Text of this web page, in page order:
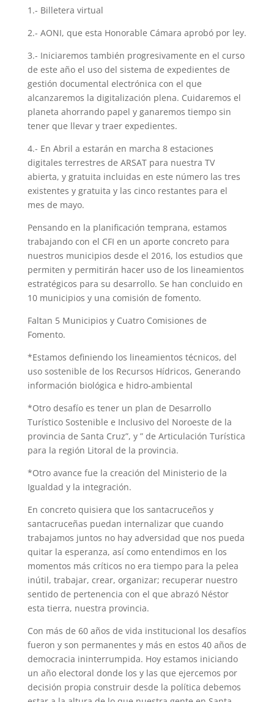
1.- Billetera virtual
2.- AONI, que esta Honorable Cámara aprobó por ley.
3.- Iniciaremos también progresivamente en el curso
de este año el uso del sistema de expedientes de
gestión documental electrónica con el que
alcanzaremos la digitalización plena. Cuidaremos el
planeta ahorrando papel y ganaremos tiempo sin
tener que llevar y traer expedientes.
4.- En Abril a estarán en marcha 8 estaciones
digitales terrestres de ARSAT para nuestra TV
abierta, y gratuita incluidas en este número las tres
existentes y gratuita y las cinco restantes para el
mes de mayo.
Pensando en la planificación temprana, estamos
trabajando con el CFI en un aporte concreto para
nuestros municipios desde el 2016, los estudios que
permiten y permitirán hacer uso de los lineamientos
estratégicos para su desarrollo. Se han concluido en
10 municipios y una comisión de fomento.
Faltan 5 Municipios y Cuatro Comisiones de
Fomento.
*Estamos definiendo los lineamientos técnicos, del
uso sostenible de los Recursos Hídricos, Generando
información biológica e hidro-ambiental
*Otro desafío es tener un plan de Desarrollo
Turístico Sostenible e Inclusivo del Noroeste de la
provincia de Santa Cruz”, y ” de Articulación Turística
para la región Litoral de la provincia.
*Otro avance fue la creación del Ministerio de la
Igualdad y la integración.
En concreto quisiera que los santacruceños y
santacruceñas puedan internalizar que cuando
trabajamos juntos no hay adversidad que nos pueda
quitar la esperanza, así como entendimos en los
momentos más críticos no era tiempo para la pelea
inútil, trabajar, crear, organizar; recuperar nuestro
sentido de pertenencia con el que abrazó Néstor
esta tierra, nuestra provincia.
Con más de 60 años de vida institucional los desafíos
fueron y son permanentes y más en estos 40 años de
democracia ininterrumpida. Hoy estamos iniciando
un año electoral donde los y las que ejercemos por
decisión propia construir desde la política debemos